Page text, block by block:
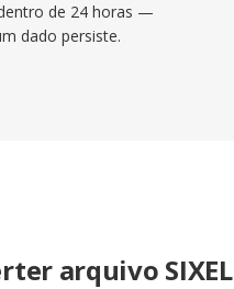
de 24 horas —
dado persiste.
arquivo SIXEL